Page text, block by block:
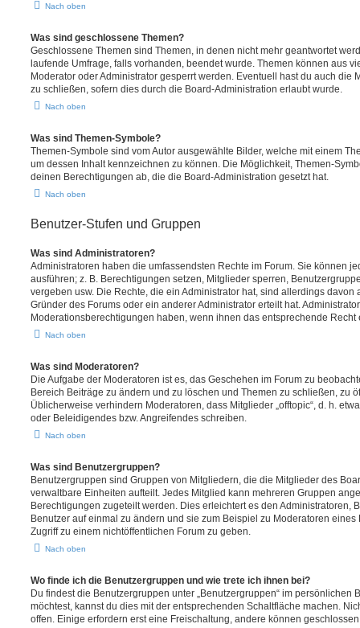
Nach oben
Was sind geschlossene Themen?
Geschlossene Themen sind Themen, in denen nicht mehr geantwortet
laufende Umfrage, falls vorhanden, beendet wurde. Themen können aus
Moderator oder Administrator gesperrt werden. Eventuell hast du auch die
zu schließen, sofern dies durch die Board-Administration erlaubt wurde.
Nach oben
Was sind Themen-Symbole?
Themen-Symbole sind vom Autor ausgewählte Bilder, welche mit einem
um dessen Inhalt kennzeichnen zu können. Die Möglichkeit, Themen-
deinen Berechtigungen ab, die die Board-Administration gesetzt hat.
Nach oben
Benutzer-Stufen und Gruppen
Was sind Administratoren?
Administratoren haben die umfassendsten Rechte im Forum. Sie können
ausführen; z. B. Berechtigungen setzen, Mitglieder sperren,
vergeben usw. Die Rechte, die ein Administrator hat, sind allerdings
Gründer des Forums oder ein anderer Administrator erteilt hat.
Moderationsberechtigungen haben, wenn ihnen das entsprechende Recht
Nach oben
Was sind Moderatoren?
Die Aufgabe der Moderatoren ist es, das Geschehen im Forum zu
Bereich Beiträge zu ändern und zu löschen und Themen zu schließen, zu
Üblicherweise verhindern Moderatoren, dass Mitglieder „offtopic“, d. h.
oder Beleidigendes bzw. Angreifendes schreiben.
Nach oben
Was sind Benutzergruppen?
Benutzergruppen sind Gruppen von Mitgliedern, die die Mitglieder des
verwaltbare Einheiten aufteilt. Jedes Mitglied kann mehreren Gruppen
Berechtigungen zugeteilt werden. Dies erleichtert es den Administratoren,
Benutzer auf einmal zu ändern und sie zum Beispiel zu Moderatoren
Zugriff zu einem nichtöffentlichen Forum zu geben.
Nach oben
Wo finde ich die Benutzergruppen und wie trete ich ihnen bei?
Du findest die Benutzergruppen unter „Benutzergruppen“ im persönlichen
möchtest, kannst du dies mit der entsprechenden Schaltfläche machen.
offen. Einige erfordern erst eine Freischaltung, andere können